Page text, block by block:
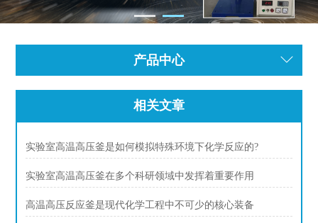
产品中心
相关文章
实验室高温高压釜是如何模拟特殊环境下化学反应的?
实验室高温高压釜在多个科研领域中发挥着重要作用
高温高压反应釜是现代化学工程中不可少的核心装备